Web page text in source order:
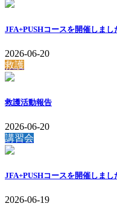
JFA+PUSHコースを開催しまし
2026-06-20
救護
救護活動報告
2026-06-20
講習会
JFA+PUSHコースを開催しまし
2026-06-19